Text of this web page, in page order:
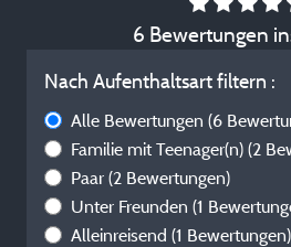
6 Bewertungen
Nach Aufenthaltsart filtern :
Alle Bewertungen (6
Familie mit Teenager(n) (2
Paar (2 Bewertungen)
Unter Freunden (1
Alleinreisend (1 Bewertungen)